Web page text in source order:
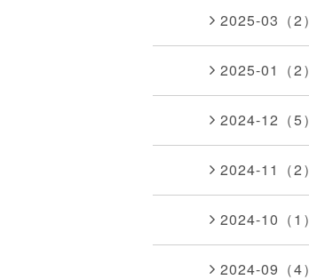
2025-03（2）
2025-01（2）
2024-12（5）
2024-11（2）
2024-10（1）
2024-09（4）